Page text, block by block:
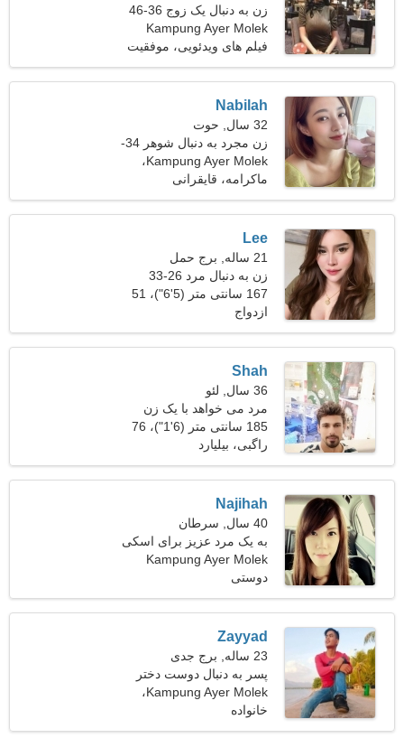
زن به دنبال یک زوج 36-46
Kampung Ayer Molek
فیلم های ویدئویی، موفقیت
Nabilah
32 سال, حوت
زن مجرد به دنبال شوهر 34-
44
Kampung Ayer Molek،
مالزی
ماکرامه، قایقرانی
Lee
21 ساله, برج حمل
زن به دنبال مرد 26-33
167 سانتی متر (5'6")، 51
کیلوگرم (112 پوند)
ازدواج
Shah
36 سال, لئو
مرد می خواهد با یک زن
ملاقات کند
185 سانتی متر (6'1")، 76
کیلوگرم (167 پوند)
راگبی، بیلیارد
Najihah
40 سال, سرطان
به یک مرد عزیز برای اسکی
نیازمندم
Kampung Ayer Molek
دوستی
Zayyad
23 ساله, برج جدی
پسر به دنبال دوست دختر
است 26-28
Kampung Ayer Molek،
مالزی
خانواده